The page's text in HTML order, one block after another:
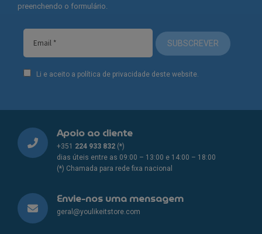
preenchendo o formulário.
SUBSCREVER
Li e aceito a política de privacidade deste website.
Apoio ao cliente
+351 224 933 832 (*)
dias úteis entre as 09:00 – 13:00 e 14:00 – 18:00
(*) Chamada para rede fixa nacional
Envie-nos uma mensagem
geral@youlikeitstore.com